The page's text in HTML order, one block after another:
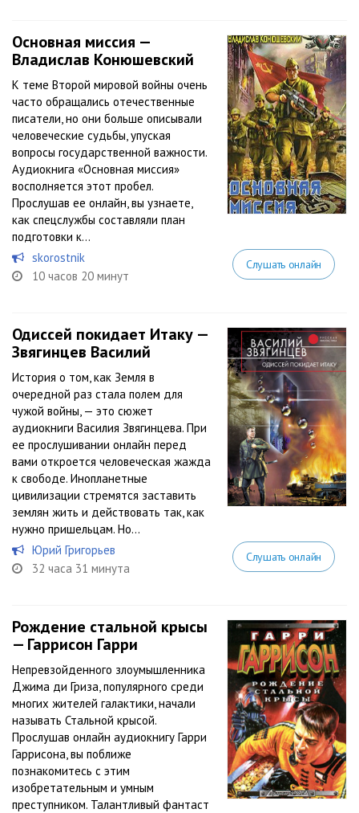
Основная миссия —
Владислав Конюшевский
К теме Второй мировой войны очень
часто обращались отечественные
писатели, но они больше описывали
человеческие судьбы, упуская
вопросы государственной важности.
Аудиокнига «Основная миссия»
восполняется этот пробел.
Прослушав ее онлайн, вы узнаете,
как спецслужбы составляли план
подготовки к...
skorostnik
10 часов 20 минут
Слушать онлайн
Одиссей покидает Итаку —
Звягинцев Василий
История о том, как Земля в
очередной раз стала полем для
чужой войны, — это сюжет
аудиокниги Василия Звягинцева. При
ее прослушивании онлайн перед
вами откроется человеческая жажда
к свободе. Инопланетные
цивилизации стремятся заставить
землян жить и действовать так, как
нужно пришельцам. Но...
Юрий Григорьев
32 часа 31 минута
Слушать онлайн
Рождение стальной крысы
— Гаррисон Гарри
Непревзойденного злоумышленника
Джима ди Гриза, популярного среди
многих жителей галактики, начали
называть Стальной крысой.
Прослушав онлайн аудиокнигу Гарри
Гаррисона, вы поближе
познакомитесь с этим
изобретательным и умным
преступником. Талантливый фантаст